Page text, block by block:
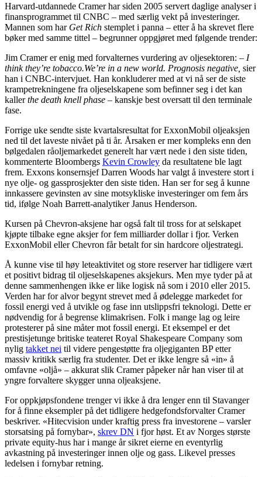
Harvard-utdannede Cramer har siden 2005 servert daglige analyser i
finansprogrammet til CNBC – med særlig vekt på investeringer.
Mannen som har Get Rich stemplet i panna – etter å ha skrevet flere
bøker med samme tittel – begrunner oppgjøret med følgende trender:
Jim Cramer er enig med forvalternes vurdering av oljesektoren: – I
think they’re tobacco.We’re in a new world. Prognosis negative, sier
han i CNBC-intervjuet. Han konkluderer med at vi nå ser de siste
krampetrekningene fra oljeselskapene som befinner seg i det kan
kallerthe death knell phase – kanskje best oversatt til den terminale
fase.
Forrige uke sendte siste kvartalsresultat for ExxonMobil oljeaksjen
ned til det laveste nivået på ti år. Årsaken er mer kompleks enn den
bølgedalen råoljemarkedet generelt har vært nede i den siste tiden,
kommenterte Bloombergs Kevin Crowley da resultatene ble lagt
frem. Exxons konsernsjef Darren Woods har valgt å investere stort i
nye olje- og gassprosjekter den siste tiden. Han ser for seg å kunne
innkassere gevinsten av sine motsykliske investeringer om fem års
tid, ifølge Noah Barrett-analytiker Janus Henderson.
Kursen på Chevron-aksjene har også falt til tross for at selskapet
kjøpte tilbake egne aksjer for fem milliarder dollar i fjor. Verken
ExxonMobil eller Chevron får betalt for sin hardcore oljestrategi.
Å kunne vise til høy leteaktivitet og store reserver har tidligere vært
et positivt bidrag til oljeselskapenes aksjekurs. Men mye tyder på at
denne sammenhengen ikke er like logisk nå som i 2010 eller 2015.
Verden har for alvor begynt strevet med å ødelegge markedet for
fossil energi ved å utvikle og fase inn utslippsfri teknologi. Dette er
nødvendig for å begrense klimakrisen. Folk i mange lag og leire
protesterer på sine måter mot fossil energi. Et eksempel er det
prestisjetunge britiske teateret Royal Shakespeare Company som
nylig takket nei til videre pengestøtte fra oljegiganten BP etter
massiv kritikk særlig fra studenter. Det er ikke lengre så «in» å
omfavne «oljå» – akkurat slik Cramer påpeker når han viser til at
yngre forvaltere skygger unna oljeaksjene.
For oppkjøpsfondene trenger vi ikke å dra lenger enn til Stavanger
for å finne eksempler på det tidligere hedgefondsforvalter Cramer
beskriver. «Hitecvision under kraftig press fra investorene – varsler
storsatsing på fornybar», skrev DN i fjor høst. Et av Norges største
private equity-hus har i mange år sikret eierne en eventyrlig
avkastning på investeringer innen olje og gass. Likevel presses
ledelsen i fornybar retning.